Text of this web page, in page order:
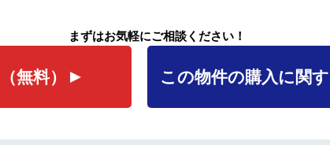
まずはお気軽にご相談ください！
（無料） この物件の購入に関